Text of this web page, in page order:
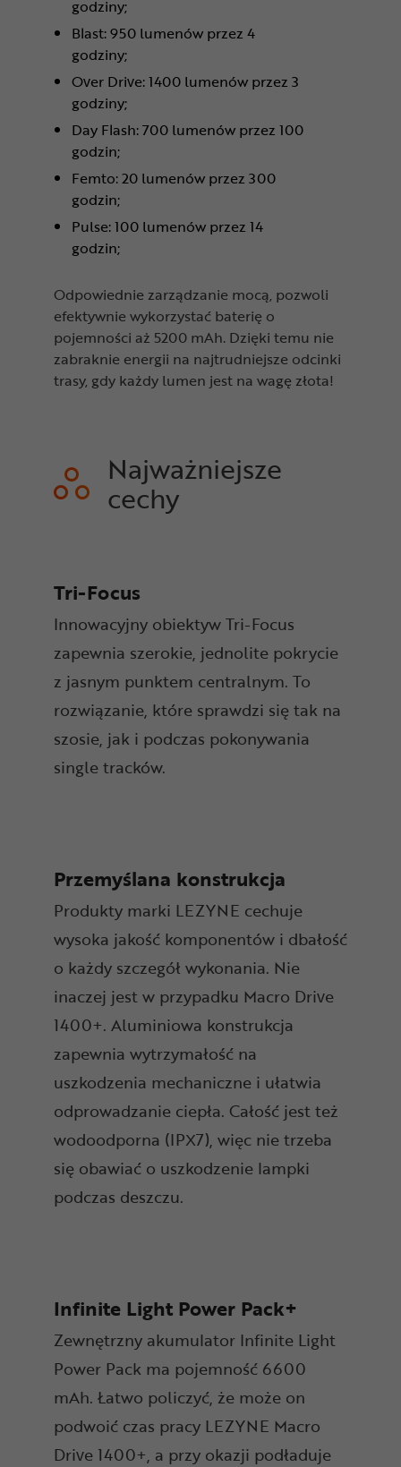
godziny;
Blast: 950 lumenów przez 4
godziny;
Over Drive: 1400 lumenów przez 3
godziny;
Day Flash: 700 lumenów przez 100
godzin;
Femto: 20 lumenów przez 300
godzin;
Pulse: 100 lumenów przez 14
godzin;
Odpowiednie zarządzanie mocą, pozwoli
efektywnie wykorzystać baterię o
pojemności aż 5200 mAh. Dzięki temu nie
zabraknie energii na najtrudniejsze odcinki
trasy, gdy każdy lumen jest na wagę złota!
Najważniejsze
cechy
Tri-Focus
Innowacyjny obiektyw Tri-Focus
zapewnia szerokie, jednolite pokrycie
z jasnym punktem centralnym. To
rozwiązanie, które sprawdzi się tak na
szosie, jak i podczas pokonywania
single tracków.
Przemyślana konstrukcja
Produkty marki LEZYNE cechuje
wysoka jakość komponentów i dbałość
o każdy szczegół wykonania. Nie
inaczej jest w przypadku Macro Drive
1400+. Aluminiowa konstrukcja
zapewnia wytrzymałość na
uszkodzenia mechaniczne i ułatwia
odprowadzanie ciepła. Całość jest też
wodoodporna (IPX7), więc nie trzeba
się obawiać o uszkodzenie lampki
podczas deszczu.
Infinite Light Power Pack+
Zewnętrzny akumulator Infinite Light
Power Pack ma pojemność 6600
mAh. Łatwo policzyć, że może on
podwoić czas pracy LEZYNE Macro
Drive 1400+, a przy okazji podładuje